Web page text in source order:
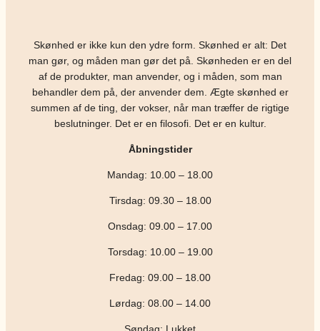
Skønhed er ikke kun den ydre form. Skønhed er alt: Det
man gør, og måden man gør det på. Skønheden er en del
af de produkter, man anvender, og i måden, som man
behandler dem på, der anvender dem. Ægte skønhed er
summen af de ting, der vokser, når man træffer de rigtige
beslutninger. Det er en filosofi. Det er en kultur.
Åbningstider
Mandag: 10.00 – 18.00
Tirsdag: 09.30 – 18.00
Onsdag: 09.00 – 17.00
Torsdag: 10.00 – 19.00
Fredag: 09.00 – 18.00
Lørdag: 08.00 – 14.00